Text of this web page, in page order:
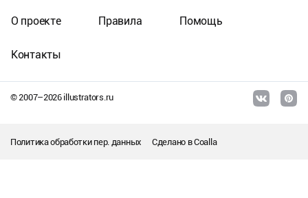
© 2007–2026illustrators.ru
О проекте Правила Помощь
Контакты
Политика обработки пер. данных Сделано вCoalla